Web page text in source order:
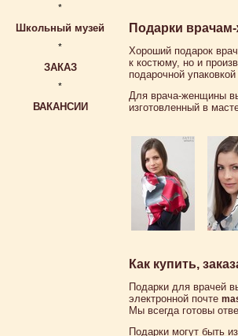
*
Школьный музей
*
ЗАКАЗ
*
ВАКАНСИИ
Подарки
Хороший подарок
к костюму, но и
подарочной
Для врача-женщины
изготовленный в
Как купить,
Подарки для врачей
электронной почте
Мы всегда готовы
Подарки могут быть